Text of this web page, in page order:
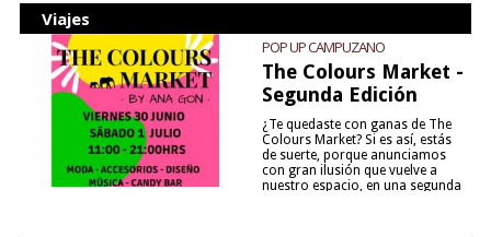
Viajes
POP UP CAMPUZANO
The Colours Market -
Segunda Edición
¿Te quedaste con ganas de The
Colours Market? Si es así, estás
de suerte, porque anunciamos
con gran ilusión que vuelve a
nuestro espacio, en una segunda